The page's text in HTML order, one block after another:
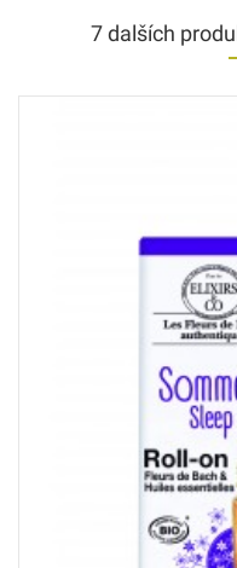
7 dalších